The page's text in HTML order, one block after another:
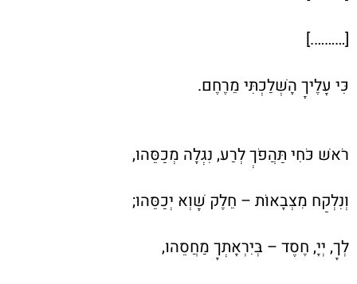
[……….]
כִּי עָלֶיךָ הָשְׁלַכְתִּי מֵרֶחֶם.
רֹאשׁ כֹּחִי תַּהֲפֹךְ לְרַע, נִגְלָה מְכַסֵּהוּ,
וְנִלְקַח מִצְּבָאוֹת – חֵלֶק שָׁוְא יְכַסֵּהוּ;
לְךָ, יְיָ, חֶסֶד – בְּיִרְאָתְךָ מַחֲסֵהוּ,